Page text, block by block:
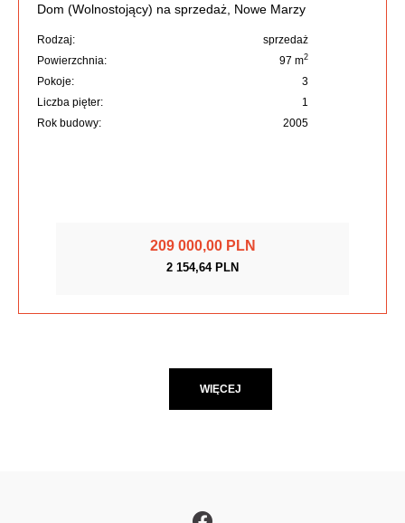
Dom (Wolnostojący) na sprzedaż, Nowe Marzy
Rodzaj:
sprzedaż
Powierzchnia:
97 m2
Pokoje:
3
Liczba pięter:
1
Rok budowy:
2005
209 000,00 PLN
2 154,64 PLN
WIĘCEJ